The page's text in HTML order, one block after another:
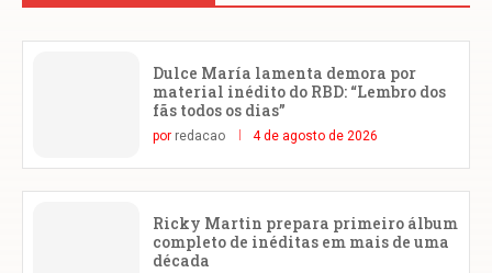
Dulce María lamenta demora por
material inédito do RBD: “Lembro dos
fãs todos os dias”
por redacao 4 de agosto de 2026
Ricky Martin prepara primeiro álbum
completo de inéditas em mais de uma
década